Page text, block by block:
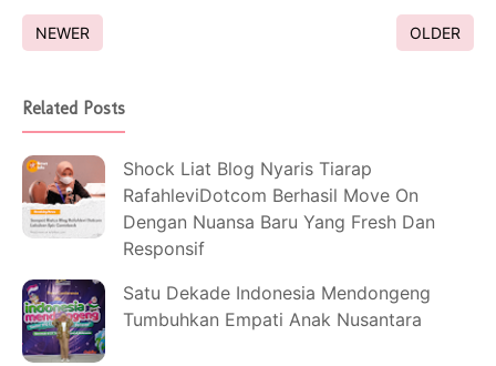
NEWER OLDER
Related Posts
Shock Liat Blog Nyaris Tiarap
RafahleviDotcom Berhasil Move On
Dengan Nuansa Baru Yang Fresh Dan
Responsif
Satu Dekade Indonesia Mendongeng
Tumbuhkan Empati Anak Nusantara